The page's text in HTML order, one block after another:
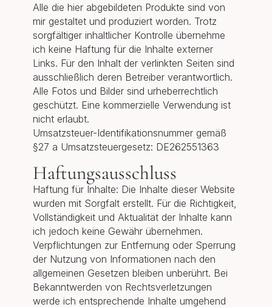
Alle die hier abgebildeten Produkte sind von
mir gestaltet und produziert worden. Trotz
sorgfältiger inhaltlicher Kontrolle übernehme
ich keine Haftung für die Inhalte externer
Links. Für den Inhalt der verlinkten Seiten sind
ausschließlich deren Betreiber verantwortlich.
Alle Fotos und Bilder sind urheberrechtlich
geschützt. Eine kommerzielle Verwendung ist
nicht erlaubt.
Umsatzsteuer-Identifikationsnummer gemäß
§27 a Umsatzsteuergesetz: DE262551363
Haftungsausschluss
Haftung für Inhalte: Die Inhalte dieser Website
wurden mit Sorgfalt erstellt. Für die Richtigkeit,
Vollständigkeit und Aktualität der Inhalte kann
ich jedoch keine Gewähr übernehmen.
Verpflichtungen zur Entfernung oder Sperrung
der Nutzung von Informationen nach den
allgemeinen Gesetzen bleiben unberührt. Bei
Bekanntwerden von Rechtsverletzungen
werde ich entsprechende Inhalte umgehend